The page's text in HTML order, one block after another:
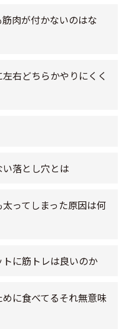
筋肉が付かないのはな
右どちらかやりにくく
い落とし穴とは
太ってしまった原因は何
トに筋トレは良いのか
めに食べてるそれ無意味